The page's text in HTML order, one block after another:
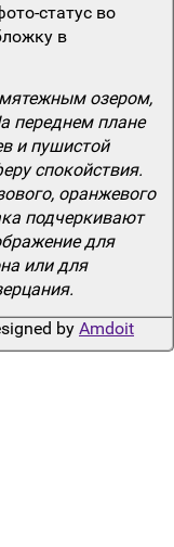
статус во
в
озером,
переднем плане
и пушистой
спокойствия.
оранжевого
подчеркивают
для
или для
by Amdoit